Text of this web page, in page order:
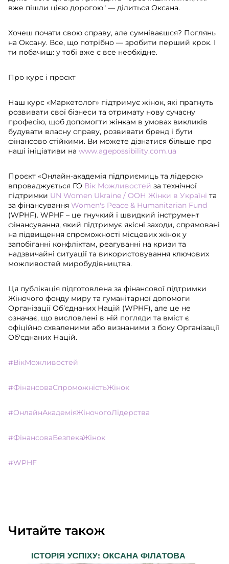
вже пішли цією дорогою" — ділиться Оксана.
Хочеш почати свою справу, але сумніваєшся? Поглянь
на Оксану. Все, що потрібно — зробити перший крок. І
ти побачиш: у тобі вже є все необхідне.
Про курс і проєкт
Наш курс «Маркетолог» підтримує жінок, які прагнуть
розвивати свої бізнеси та отримату нову сучасну
професію, щоб допомогти жінкам в умовах викликів
будувати власну справу, розвивати бренд і бути
фінансово стійкими. Ви можете дізнатися більше про
наші ініціативи на www.agepossibility.com.ua
Проєкт «Онлайн-академія підприємиць та лідерок»
впроваджується ГО Вік Можливостей за технічної
підтримки UN Women Ukraine / ООН Жінки в Україні та
за фінансування Women's Peace & Humanitarian Fund
(WPHF). WPHF – це гнучкий і швидкий інструмент
фінансування, який підтримує якісні заходи, спрямовані
на підвищення спроможності місцевих жінок у
запобіганні конфліктам, реагуванні на кризи та
надзвичайні ситуації та використовування ключових
можливостей миробудівництва.
Ця публікація підготовлена за фінансової підтримки
Жіночого фонду миру та гуманітарної допомоги
Організації Об’єднаних Націй (WPHF), але це не
означає, що висловлені в ній погляди та вміст є
офіційно схваленими або визнаними з боку Організації
Об'єднаних Націй.
#ВікМожливостей
#ФінансоваСпроможністьЖінок
#ОнлайнАкадеміяЖіночогоЛідерства
#ФінансоваБезпекаЖінок
#WPHF
Читайте також